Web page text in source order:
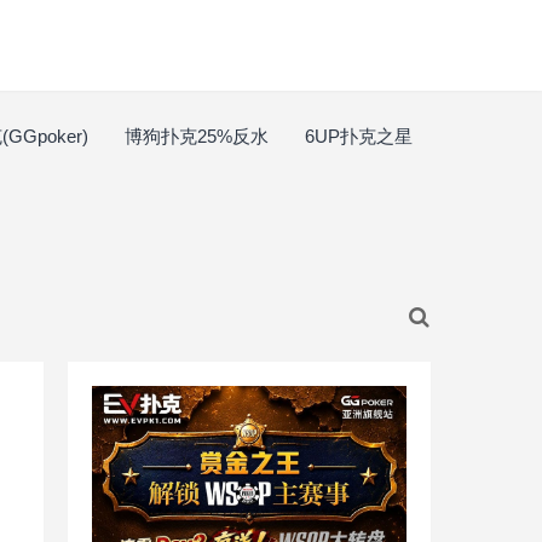
博狗扑克25%反水 6UP扑克之星